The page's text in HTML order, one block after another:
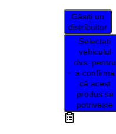
Găsiți un
distribuitor
Selectați
vehiculul
dvs. pentru
a confirma
că acest
produs se
potrivește